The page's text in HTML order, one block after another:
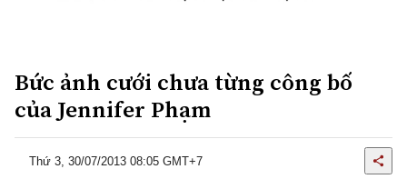
Bức ảnh cưới chưa từng công bố
của Jennifer Phạm
Thứ 3, 30/07/2013 08:05 GMT+7